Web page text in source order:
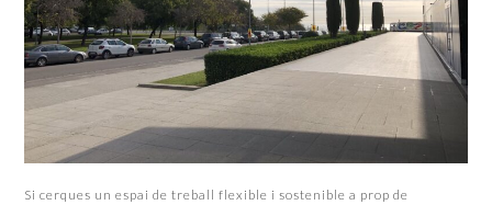
Si cerques un espai de treball flexible i sostenible a prop de